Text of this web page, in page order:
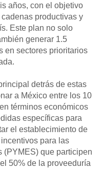
años, con el objetivo
productivas y
Este plan no solo
generar 1.5
en sectores prioritarios
detrás de estas
a México entre los 10
términos económicos
específicas para
el establecimiento de
para las
(PYMES) que participen
50% de la proveeduría